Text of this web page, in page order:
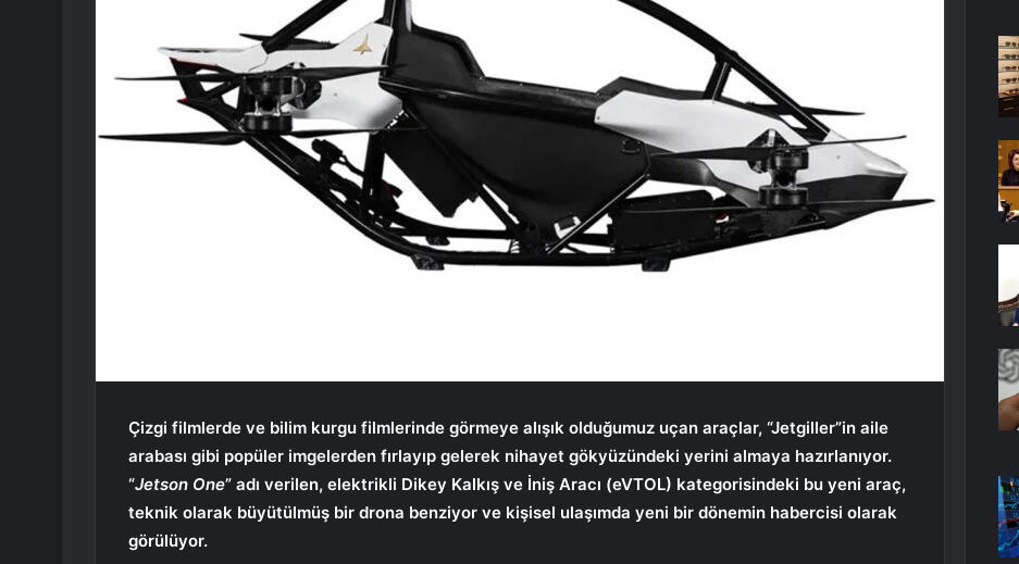
Çizgi filmlerde ve bilim kurgu filmlerinde görmeye alışık olduğumuz uçan araçlar, “Jetgiller”in aile
arabası gibi popüler imgelerden fırlayıp gelerek nihayet gökyüzündeki yerini almaya hazırlanıyor.
“Jetson One” adı verilen, elektrikli Dikey Kalkış ve İniş Aracı (eVTOL) kategorisindeki bu yeni araç,
teknik olarak büyütülmüş bir drona benziyor ve kişisel ulaşımda yeni bir dönemin habercisi olarak
görülüyor.